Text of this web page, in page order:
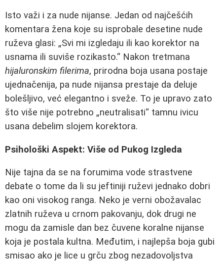
Isto važi i za nude nijanse. Jedan od najčešćih
komentara žena koje su isprobale desetine nude
ruževa glasi: „Svi mi izgledaju ili kao korektor na
usnama ili suviše rozikasto.“ Nakon tretmana
hijaluronskim filerima, prirodna boja usana postaje
ujednačenija, pa nude nijansa prestaje da deluje
bolešljivo, već elegantno i sveže. To je upravo zato
što više nije potrebno „neutralisati“ tamnu ivicu
usana debelim slojem korektora.
Psihološki Aspekt: Više od Pukog Izgleda
Nije tajna da se na forumima vode strastvene
debate o tome da li su jeftiniji ruževi jednako dobri
kao oni visokog ranga. Neko je verni obožavalac
zlatnih ruževa u crnom pakovanju, dok drugi ne
mogu da zamisle dan bez čuvene koralne nijanse
koja je postala kultna. Međutim, i najlepša boja gubi
smisao ako je lice u grču zbog nezadovoljstva